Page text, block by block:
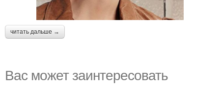
читать дальше →
Вас может заинтересовать